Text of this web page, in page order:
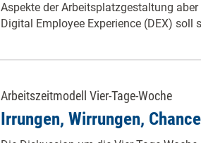
Aspekte der Arbeitsplatzgestaltung
Digital Employee Experience (DEX) soll
Arbeitszeitmodell Vier-Tage-Woche
Irrungen, Wirrungen,